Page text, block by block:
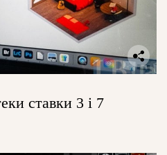
ставки 3 і 7